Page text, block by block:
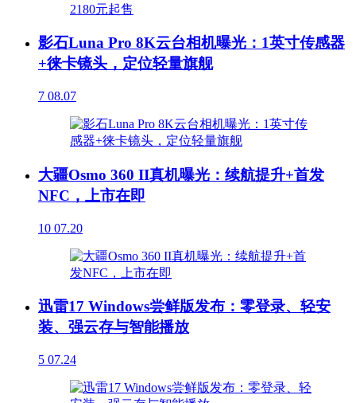
影石Luna Pro 8K云台相机曝光：1英寸传感器
+徕卡镜头，定位轻量旗舰
7 08.07
大疆Osmo 360 II真机曝光：续航提升+首发
NFC，上市在即
10 07.20
迅雷17 Windows尝鲜版发布：零登录、轻安
装、强云存与智能播放
5 07.24